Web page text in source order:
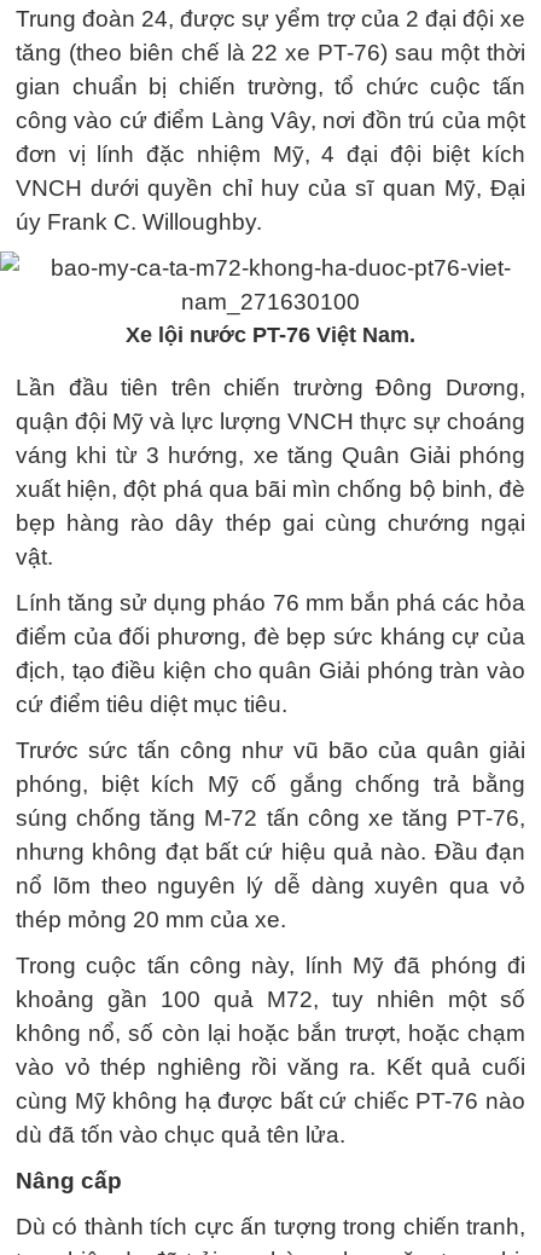
Trung đoàn 24, được sự yểm trợ của 2 đại đội xe
tăng (theo biên chế là 22 xe PT-76) sau một thời
gian chuẩn bị chiến trường, tổ chức cuộc tấn
công vào cứ điểm Làng Vây, nơi đồn trú của một
đơn vị lính đặc nhiệm Mỹ, 4 đại đội biệt kích
VNCH dưới quyền chỉ huy của sĩ quan Mỹ, Đại
úy Frank C. Willoughby.
Xe lội nước PT-76 Việt Nam.
Lần đầu tiên trên chiến trường Đông Dương,
quận đội Mỹ và lực lượng VNCH thực sự choáng
váng khi từ 3 hướng, xe tăng Quân Giải phóng
xuất hiện, đột phá qua bãi mìn chống bộ binh, đè
bẹp hàng rào dây thép gai cùng chướng ngại
vật.
Lính tăng sử dụng pháo 76 mm bắn phá các hỏa
điểm của đối phương, đè bẹp sức kháng cự của
địch, tạo điều kiện cho quân Giải phóng tràn vào
cứ điểm tiêu diệt mục tiêu.
Trước sức tấn công như vũ bão của quân giải
phóng, biệt kích Mỹ cố gắng chống trả bằng
súng chống tăng M-72 tấn công xe tăng PT-76,
nhưng không đạt bất cứ hiệu quả nào. Đầu đạn
nổ lõm theo nguyên lý dễ dàng xuyên qua vỏ
thép mỏng 20 mm của xe.
Trong cuộc tấn công này, lính Mỹ đã phóng đi
khoảng gần 100 quả M72, tuy nhiên một số
không nổ, số còn lại hoặc bắn trượt, hoặc chạm
vào vỏ thép nghiêng rồi văng ra. Kết quả cuối
cùng Mỹ không hạ được bất cứ chiếc PT-76 nào
dù đã tốn vào chục quả tên lửa.
Nâng cấp
Dù có thành tích cực ấn tượng trong chiến tranh,